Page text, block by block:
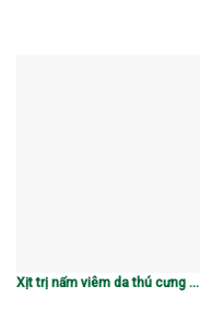
Xịt trị nấm viêm da thú cưng chó mèo 50ml